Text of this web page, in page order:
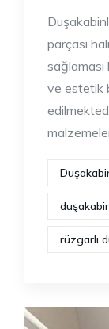
parçası
sağlaması
ve estetik
rüzgarlı